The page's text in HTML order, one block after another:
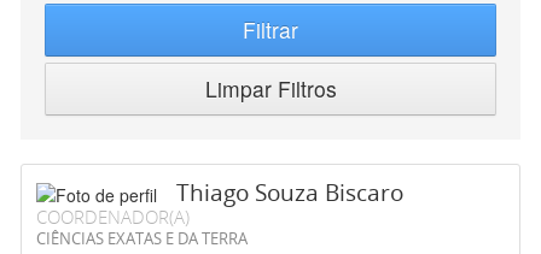
Filtrar
Limpar Filtros
Thiago Souza Biscaro
COORDENADOR(A)
CIÊNCIAS EXATAS E DA TERRA